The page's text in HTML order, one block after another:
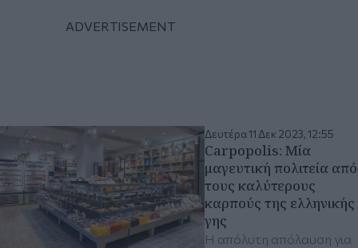
Δευτέρα 11 Δεκ 2023, 12:55
Carpopolis: Μία
μαγευτική πολιτεία από
τους καλύτερους
καρπούς της ελληνικής
γης
Η απόλυτη απόλαυση για